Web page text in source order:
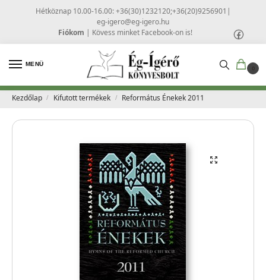
Hétköznap 10.00-16.00: +36(30)1232120;+36(20)9256901 |
eg-igero@eg-igero.hu
Fiókom | Kövess minket Facebook-on is!
MENÜ
0
Kezdőlap / Kifutott termékek / Református Énekek 2011